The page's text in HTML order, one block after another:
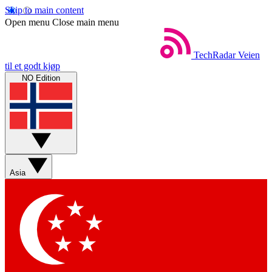
Skip to main content
Open menu Close main menu
TechRadar Veien
til et godt kjøp
NO Edition
Asia